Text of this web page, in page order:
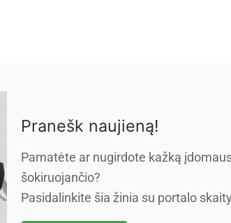
Pranešk naujieną!
Pamatėte ar nugirdote kažką
šokiruojančio?
Pasidalinkite šia žinia su portalo